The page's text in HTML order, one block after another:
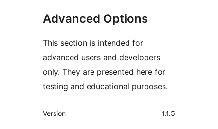
Advanced Options
This section is intended for
advanced users and developers
only. They are presented here for
testing and educational purposes.
Мета
Version 1.1.5